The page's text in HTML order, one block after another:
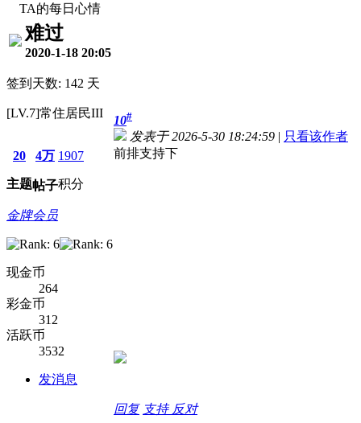
TA的每日心情
难过
2020-1-18 20:05
签到天数: 142 天
[LV.7]常住居民III
20
主题
4万
帖子
1907
积分
金牌会员
现金币
264
彩金币
312
活跃币
3532
发消息
10#
发表于 2026-5-30 18:24:59 | 只看该作者
前排支持下
回复 支持 反对